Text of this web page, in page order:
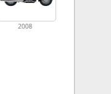
2008